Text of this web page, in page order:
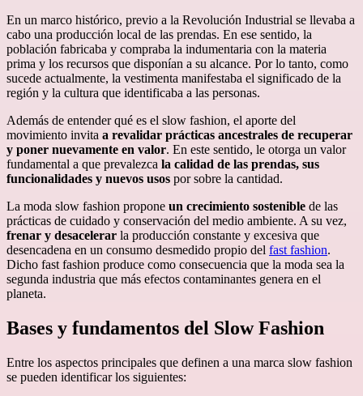
En un marco histórico, previo a la Revolución Industrial se llevaba a
cabo una producción local de las prendas. En ese sentido, la
población fabricaba y compraba la indumentaria con la materia
prima y los recursos que disponían a su alcance. Por lo tanto, como
sucede actualmente, la vestimenta manifestaba el significado de la
región y la cultura que identificaba a las personas.
Además de entender qué es el slow fashion, el aporte del
movimiento invita a revalidar prácticas ancestrales de recuperar
y poner nuevamente en valor. En este sentido, le otorga un valor
fundamental a que prevalezca la calidad de las prendas, sus
funcionalidades y nuevos usos por sobre la cantidad.
La moda slow fashion propone un crecimiento sostenible de las
prácticas de cuidado y conservación del medio ambiente. A su vez,
frenar y desacelerar la producción constante y excesiva que
desencadena en un consumo desmedido propio del fast fashion.
Dicho fast fashion produce como consecuencia que la moda sea la
segunda industria que más efectos contaminantes genera en el
planeta.
Bases y fundamentos del Slow Fashion
Entre los aspectos principales que definen a una marca slow fashion
se pueden identificar los siguientes: